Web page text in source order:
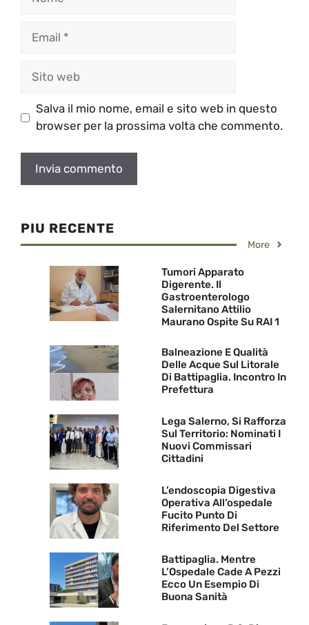
Salva il mio nome, email e sito web in questo
browser per la prossima volta che commento.
PIU RECENTE
More
Tumori Apparato
Digerente. Il
Gastroenterologo
Salernitano Attilio
Maurano Ospite Su RAI 1
Balneazione E Qualità
Delle Acque Sul Litorale
Di Battipaglia. Incontro In
Prefettura
Lega Salerno, Si Rafforza
Sul Territorio: Nominati I
Nuovi Commissari
Cittadini
L’endoscopia Digestiva
Operativa All’ospedale
Fucito Punto Di
Riferimento Del Settore
Battipaglia. Mentre
L’Ospedale Cade A Pezzi
Ecco Un Esempio Di
Buona Sanità